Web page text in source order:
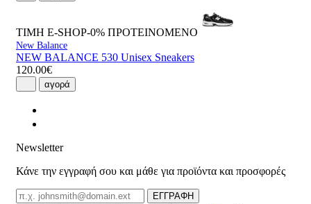
ΤΙΜΗ E-SHOP-0% ΠΡΟΤΕΙΝΟΜΕΝΟ
New Balance
NEW BALANCE 530 Unisex Sneakers
120.00€
αγορά
Newsletter
Κάνε την εγγραφή σου και μάθε για προϊόντα και προσφορές
Email
ΕΓΓΡΑΦΗ